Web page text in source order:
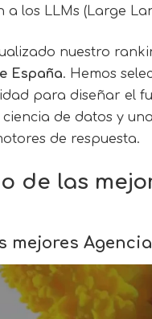
los LLMs (Large
nuestro
España. Hemos
para diseñar el
de datos y
de respuesta.
de las
mejores